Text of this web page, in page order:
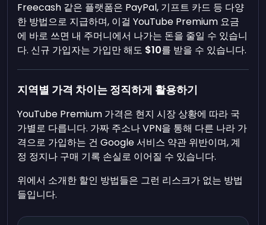
Freecash 같은 플랫폼은 PayPal, 기프트 카드 등 다양
한 방법으로 지급하며, 이걸 YouTube Premium 요금
에 바로 쓰면 내 주머니에서 나가는 돈을 줄일 수 있습니
다. 신규 가입자는 가입만 해도 $10를 받을 수 있습니다.
지역별 가격 차이는 정직하게 활용하기
YouTube Premium 가격은 현지 시장 상황에 따라 국
가별로 다릅니다. 가짜 주소나 VPN을 통해 다른 나라 가
격으로 가입하는 건 Google 서비스 약관 위반이며, 계
정 정지나 구매 기록 손실로 이어질 수 있습니다.
위에서 소개한 할인 방법들은 그런 리스크가 없는 방법
들입니다.